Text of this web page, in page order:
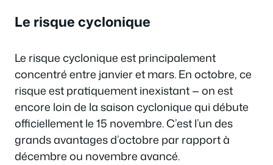
Le risque cyclonique
Le risque cyclonique est principalement
concentré entre janvier et mars. En octobre, ce
risque est pratiquement inexistant — on est
encore loin de la saison cyclonique qui débute
officiellement le 15 novembre. C’est l’un des
grands avantages d’octobre par rapport à
décembre ou novembre avancé.